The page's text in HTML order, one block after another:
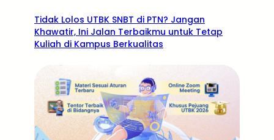
Tidak Lolos UTBK SNBT di PTN? Jangan
Khawatir, Ini Jalan Terbaikmu untuk Tetap
Kuliah di Kampus Berkualitas